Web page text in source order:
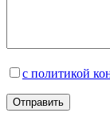
с политикой